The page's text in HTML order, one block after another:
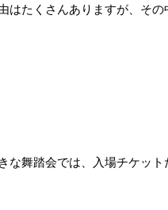
はたくさんありますが、その
な舞踏会では、入場チケッ